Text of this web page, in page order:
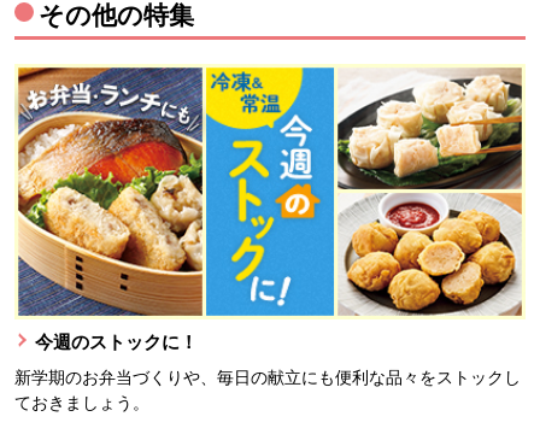
その他の特集
今週のストックに！
新学期のお弁当づくりや、毎日の献立にも便利な品々をストックし
ておきましょう。